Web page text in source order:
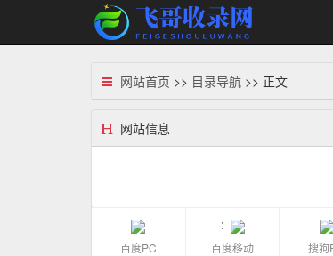
网站首页 >> 目录导航 >> 正文
网站信息
百度PC
：
百度移动
搜狗